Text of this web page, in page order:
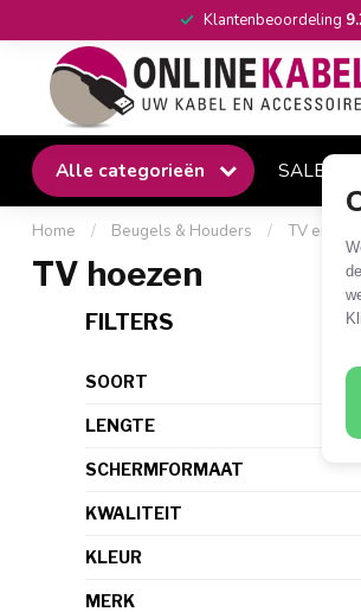
Klantenbeoordeling
Alle categorieën SALE
Home / Beugels & Houders / TV en
TV hoezen
FILTERS
SOORT
LENGTE
SCHERMFORMAAT
KWALITEIT
KLEUR
MERK